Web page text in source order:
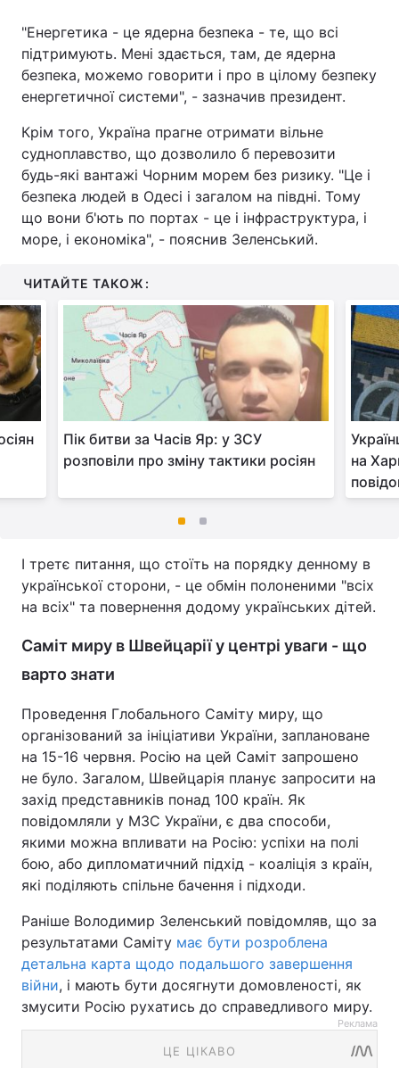
"Енергетика - це ядерна безпека - те, що всі
підтримують. Мені здається, там, де ядерна
безпека, можемо говорити і про в цілому безпеку
енергетичної системи", - зазначив президент.
Крім того, Україна прагне отримати вільне
судноплавство, що дозволило б перевозити
будь-які вантажі Чорним морем без ризику. "Це і
безпека людей в Одесі і загалом на півдні. Тому
що вони б'ють по портах - це і інфраструктура, і
море, і економіка", - пояснив Зеленський.
ЧИТАЙТЕ ТАКОЖ:
Пік битви за Часів Яр: у ЗСУ
розповіли про зміну тактики росіян
на
І третє питання, що стоїть на порядку денному в
української сторони, - це обмін полоненими "всіх
на всіх" та повернення додому українських дітей.
Саміт миру в Швейцарії у центрі уваги - що
варто знати
Проведення Глобального Саміту миру, що
організований за ініціативи України, заплановане
на 15-16 червня. Росію на цей Саміт запрошено
не було. Загалом, Швейцарія планує запросити на
захід представників понад 100 країн. Як
повідомляли у МЗС України, є два способи,
якими можна впливати на Росію: успіхи на полі
бою, або дипломатичний підхід - коаліція з країн,
які поділяють спільне бачення і підходи.
Раніше Володимир Зеленський повідомляв, що за
результатами Саміту має бути розроблена
детальна карта щодо подальшого завершення
війни, і мають бути досягнути домовленості, як
змусити Росію рухатись до справедливого миру.
Реклама